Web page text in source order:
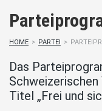
HOME > PARTEI >
Das
Titel „Frei und